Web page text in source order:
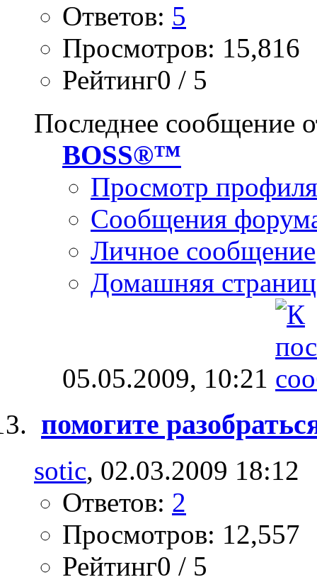
Ответов: 5
Просмотров: 15,816
Рейтинг0 / 5
Последнее сообщение
BOSS®™
Просмотр профиля
Сообщения
Личное сообщение
Домашняя
05.05.2009, 10:21
помогите
sotic, 02.03.2009 18:12
Ответов: 2
Просмотров: 12,557
Рейтинг0 / 5